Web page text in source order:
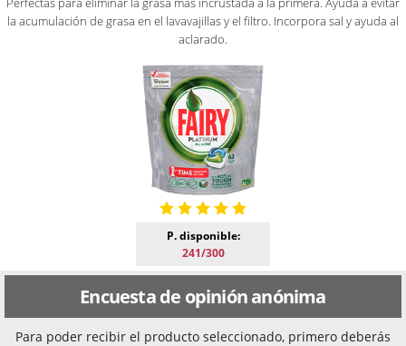
la acumulación de grasa en el lavavajillas y el filtro. Incorpora sal y ayuda al
aclarado.
P. disponible:
241/300
Encuesta de opinión anónima
Para poder recibir el producto seleccionado, primero deberás